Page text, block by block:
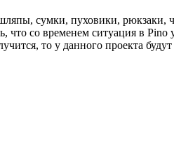
сумки, пуховики, рюкзаки,
со временем ситуация в
то у данного проекта